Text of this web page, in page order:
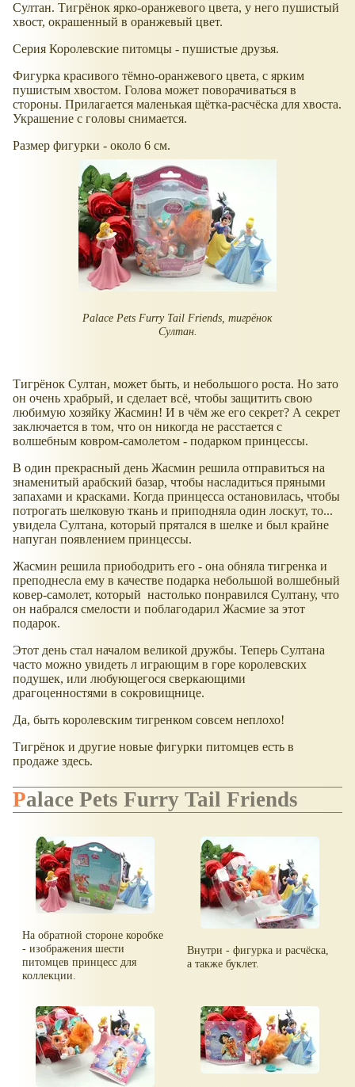
Султан. Тигрёнок ярко-оранжевого цвета, у него пушистый
хвост, окрашенный в оранжевый цвет.
Серия Королевские питомцы - пушистые друзья.
Фигурка красивого тёмно-оранжевого цвета, с ярким
пушистым хвостом. Голова может поворачиваться в
стороны. Прилагается маленькая щётка-расчёска для хвоста.
Украшение с головы снимается.
Размер фигурки - около 6 см.
Palace Pets Furry Tail Friends, тигрёнок
Султан.
Тигрёнок Султан, может быть, и небольшого роста. Но зато
он очень храбрый, и сделает всё, чтобы защитить свою
любимую хозяйку Жасмин! И в чём же его секрет? А секрет
заключается в том, что он никогда не расстается с
волшебным ковром-самолетом - подарком принцессы.
В один прекрасный день Жасмин решила отправиться на
знаменитый арабский базар, чтобы насладиться пряными
запахами и красками. Когда принцесса остановилась, чтобы
потрогать шелковую ткань и приподняла один лоскут, то...
увидела Султана, который прятался в шелке и был крайне
напуган появлением принцессы.
Жасмин решила приободрить его - она обняла тигренка и
преподнесла ему в качестве подарка небольшой волшебный
ковер-самолет, который настолько понравился Султану, что
он набрался смелости и поблагодарил Жасмие за этот
подарок.
Этот день стал началом великой дружбы. Теперь Султана
часто можно увидеть л играющим в горе королевских
подушек, или любующегося сверкающими
драгоценностями в сокровищнице.
Да, быть королевским тигренком совсем неплохо!
Тигрёнок и другие новые фигурки питомцев есть в
продаже здесь.
Palace Pets Furry Tail Friends
На обратной стороне коробке
- изображения шести
питомцев принцесс для
коллекции.
Внутри - фигурка и расчёска,
а также буклет.